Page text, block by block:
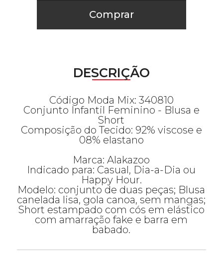
Comprar
DESCRIÇÃO
Código Moda Mix: 340810
Conjunto Infantil Feminino - Blusa e
Short
Composição do Tecido: 92% viscose e
08% elastano
Marca: Alakazoo
Indicado para: Casual, Dia-a-Dia ou
Happy Hour.
Modelo: conjunto de duas peças; Blusa
canelada lisa, gola canoa, sem mangas;
Short estampado com cós em elástico
com amarração fake e barra em
babado.